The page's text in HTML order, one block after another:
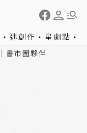
迷創作 星劇點
書市圈夥伴